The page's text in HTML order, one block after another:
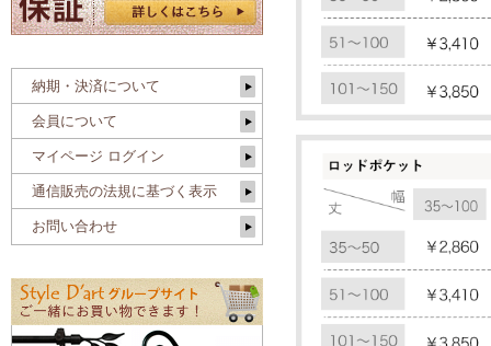
納期・決済について
会員について
マイページ ログイン
通信販売の法規に基づく表示
お問い合わせ